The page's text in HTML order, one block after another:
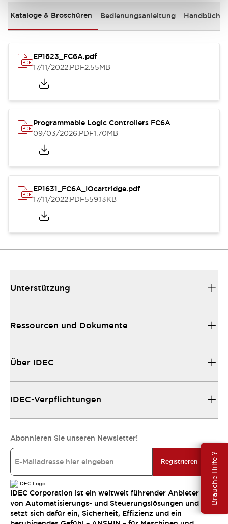
Brauche Hilfe ?
Kataloge & Broschüren Bedienungsanleitung Handbücher
EP1623_FC6A.pdf
17/11/2022.PDF2.55MB
Programmable Logic Controllers FC6A
09/03/2026.PDF1.70MB
EP1631_FC6A_IOcartridge.pdf
17/11/2022.PDF559.13KB
Unterstützung
Ressourcen und Dokumente
Über IDEC
IDEC-Verpflichtungen
Abonnieren Sie unseren Newsletter!
Registrieren
IDEC Corporation ist ein weltweit führender Anbieter
von Automatisierungs- und Steuerungslösungen und
setzt sich dafür ein, Sicherheit, Effizienz und ein